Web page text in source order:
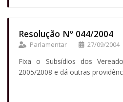
Resolução Nº 044/2004
Parlamentar 27/09/2004
Fixa o Subsídios dos
2005/2008 e dá outras